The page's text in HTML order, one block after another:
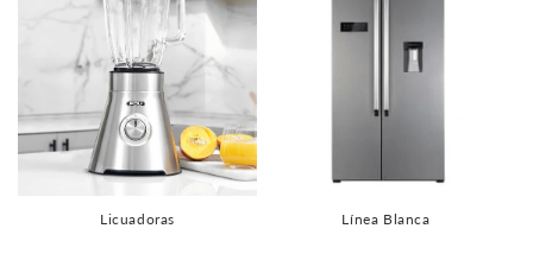
Licuadoras Línea Blanca